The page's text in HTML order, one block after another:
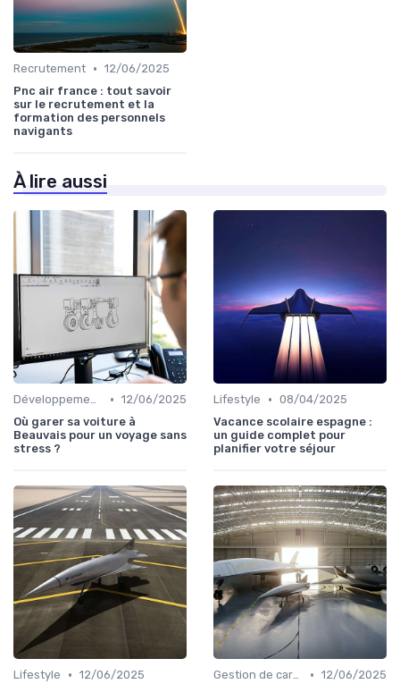
Recrutement • 12/06/2025
Pnc air france : tout savoir
sur le recrutement et la
formation des personnels
navigants
À lire aussi
Développement personnel • 12/06/2025
Où garer sa voiture à
Beauvais pour un voyage sans
stress ?
Lifestyle • 08/04/2025
Vacance scolaire espagne :
un guide complet pour
planifier votre séjour
Lifestyle • 12/06/2025
Gestion de carrière • 12/06/2025